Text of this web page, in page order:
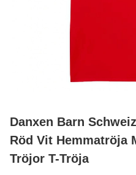
Danxen Barn
Röd Vit Hemmatröja
Tröjor T-Tröja